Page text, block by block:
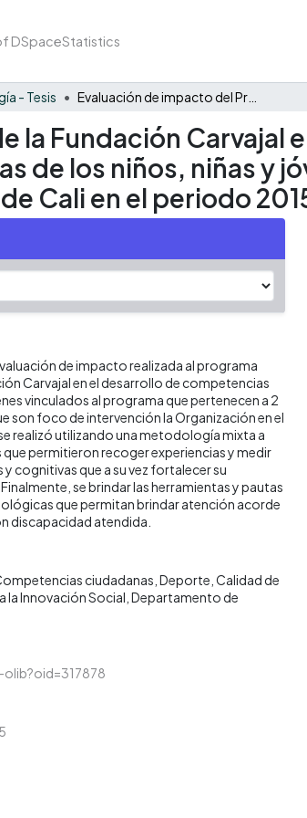
DSpaceStatistics
- Tesis
la Fundación Carvajal
de los niños, niñas y
Cali en el periodo
de impacto realizada al programa
Carvajal en el desarrollo de competencias
vinculados al programa que pertenecen a 2
son foco de intervención la Organización en el
realizó utilizando una metodología mixta a
permitieron recoger experiencias y medir
cognitivas que a su vez fortalecer su
se brindar las herramientas y pautas
que permitan brindar atención acorde
discapacidad atendida.
ciudadanas Deporte Calidad de
la Innovación Social Departamento de